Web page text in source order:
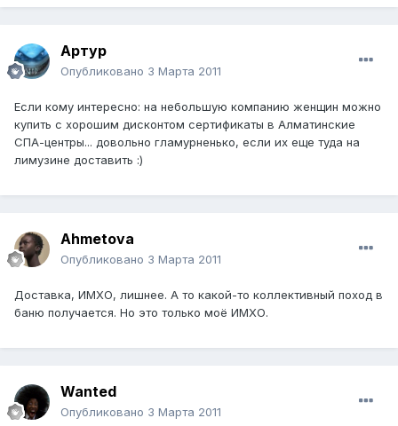
Артур
Опубликовано 3 Марта 2011
Если кому интересно: на небольшую компанию женщин можно
купить с хорошим дисконтом сертификаты в Алматинские
СПА-центры... довольно гламурненько, если их еще туда на
лимузине доставить :)
Ahmetova
Опубликовано 3 Марта 2011
Доставка, ИМХО, лишнее. А то какой-то коллективный поход в
баню получается. Но это только моё ИМХО.
Wanted
Опубликовано 3 Марта 2011